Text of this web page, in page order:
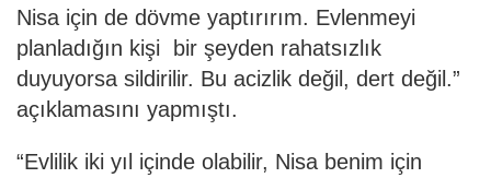
Nisa için de dövme yaptırırım. Evlenmeyi
planladığın kişi bir şeyden rahatsızlık
duyuyorsa sildirilir. Bu acizlik değil, dert değil.”
açıklamasını yapmıştı.
“Evlilik iki yıl içinde olabilir, Nisa benim için